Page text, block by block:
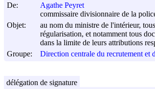
De:
Agathe Peyret
commissaire divisionnaire de la
Objet:
au nom du ministre de l'intérieur,
régularisation, et notamment tous
dans la limite de leurs attributions
Groupe:
Direction centrale du recrutement
délégation de signature